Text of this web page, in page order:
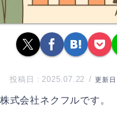
2025.07.22
株式会社ネクフルです。